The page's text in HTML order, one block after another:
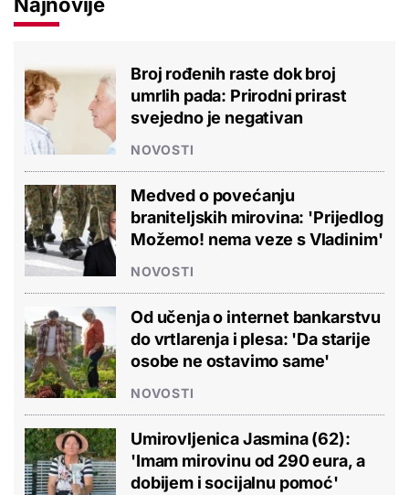
Broj rođenih raste dok broj
umrlih pada: Prirodni prirast
svejedno je negativan
NOVOSTI
Medved o povećanju
braniteljskih mirovina: 'Prijedlog
Možemo! nema veze s Vladinim'
NOVOSTI
Od učenja o internet bankarstvu
do vrtlarenja i plesa: 'Da starije
osobe ne ostavimo same'
NOVOSTI
Umirovljenica Jasmina (62):
'Imam mirovinu od 290 eura, a
dobijem i socijalnu pomoć'